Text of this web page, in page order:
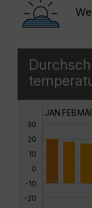
30
20
10
0
-10
-20
JAN FEB